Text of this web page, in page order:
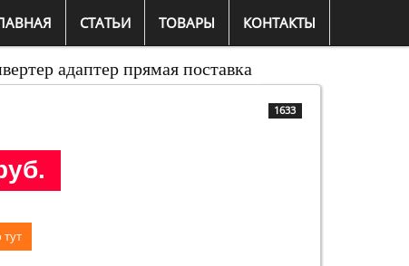
СТАТЬИ ТОВАРЫ КОНТАКТЫ
адаптер прямая поставка
1633